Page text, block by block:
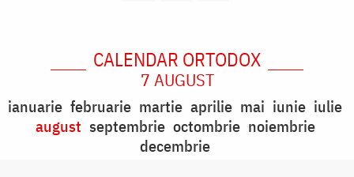
CALENDAR ORTODOX
7 AUGUST
ianuarie februarie martie aprilie mai iunie iulie
august septembrie octombrie noiembrie
decembrie